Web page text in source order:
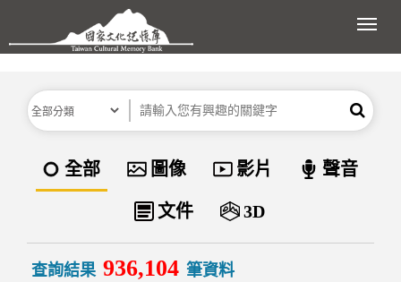
跳到主要內容區塊
展
分類 關鍵字 搜尋
資料類型
全部 圖像 影片 聲音
文件 3D
查詢結果 936,104 筆資料